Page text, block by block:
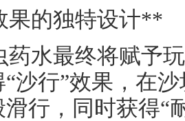
果的独特设计**
药水最终将赋予
沙行”效果，在
行，同时获得“